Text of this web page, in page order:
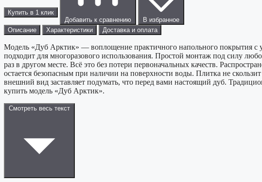
Купить в 1 клик
Добавить к сравнению
В избранное
Описание
Характеристики Доставка и оплата
Модель «Дуб Арктик» — воплощение практичного напольного покрытия с
подходит для многоразового использования. Простой монтаж под силу
раз в другом месте. Всё это без потери первоначальных качеств.
остается безопасным при наличии на поверхности воды. Плитка не
внешний вид заставляет подумать, что перед вами настоящий дуб.
купить модель «Дуб Арктик».
Смотреть весь текст